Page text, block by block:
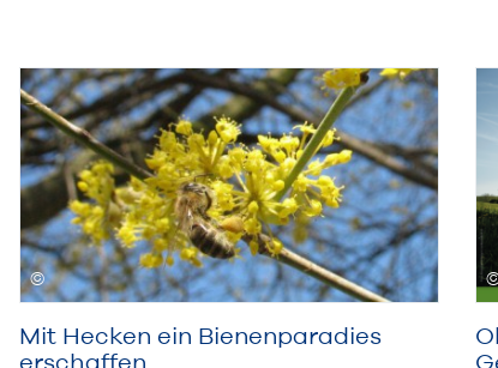
Mit Hecken ein Bienenparadies
erschaffen